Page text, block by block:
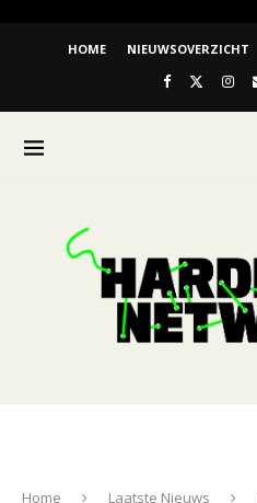
HOME NIEUWSOVERZICHT
Home Laatste Nieuws